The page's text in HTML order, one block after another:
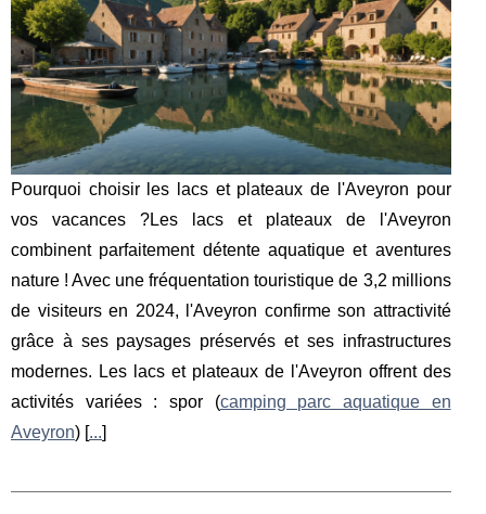
Pourquoi choisir les lacs et plateaux de l'Aveyron pour
vos vacances ?Les lacs et plateaux de l'Aveyron
combinent parfaitement détente aquatique et aventures
nature ! Avec une fréquentation touristique de 3,2 millions
de visiteurs en 2024, l'Aveyron confirme son attractivité
grâce à ses paysages préservés et ses infrastructures
modernes. Les lacs et plateaux de l'Aveyron offrent des
activités variées : spor (camping parc aquatique en
Aveyron) [ ...